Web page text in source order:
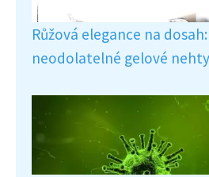
Růžová elegance na
neodolatelné gelové